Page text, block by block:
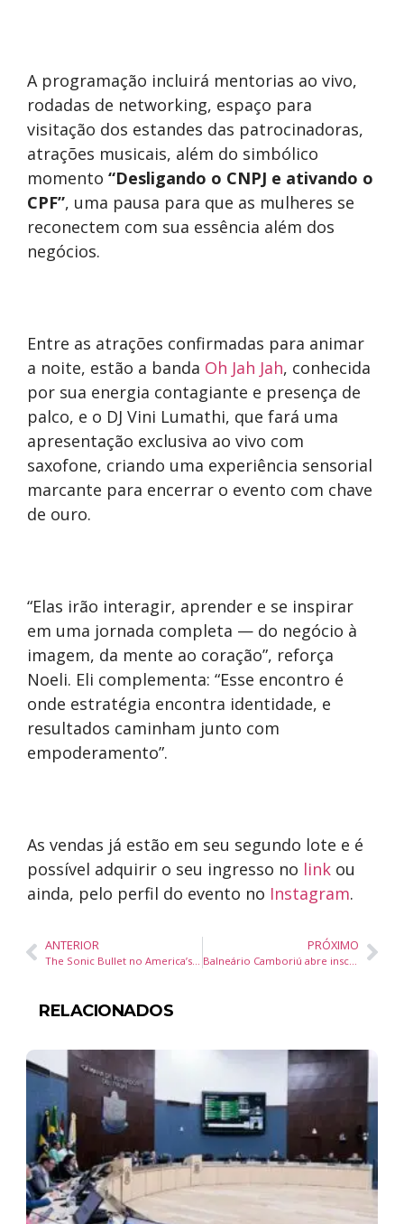
A programação incluirá mentorias ao vivo,
rodadas de networking, espaço para
visitação dos estandes das patrocinadoras,
atrações musicais, além do simbólico
momento “Desligando o CNPJ e ativando o
CPF”, uma pausa para que as mulheres se
reconectem com sua essência além dos
negócios.
Entre as atrações confirmadas para animar
a noite, estão a banda Oh Jah Jah, conhecida
por sua energia contagiante e presença de
palco, e o DJ Vini Lumathi, que fará uma
apresentação exclusiva ao vivo com
saxofone, criando uma experiência sensorial
marcante para encerrar o evento com chave
de ouro.
“Elas irão interagir, aprender e se inspirar
em uma jornada completa — do negócio à
imagem, da mente ao coração”, reforça
Noeli. Eli complementa: “Esse encontro é
onde estratégia encontra identidade, e
resultados caminham junto com
empoderamento”.
As vendas já estão em seu segundo lote e é
possível adquirir o seu ingresso no link ou
ainda, pelo perfil do evento no Instagram.
ANTERIOR PRÓXIMO
Balneário Camboriú abre inscrições para o Campeonato Municipal de Futebol Amador Série B 2025
RELACIONADOS